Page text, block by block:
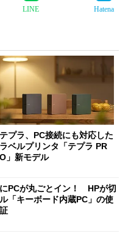
LINE Hatena
テプラ、PC接続にも対応した
ラベルプリンタ「テプラ PR
O」新モデル
PCが丸ごとイン！ HPが切
「キーボード内蔵PC」の使